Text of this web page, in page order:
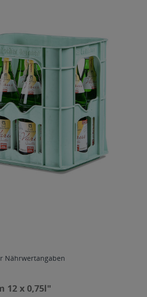
Nährwertangaben
12 x 0,75l"